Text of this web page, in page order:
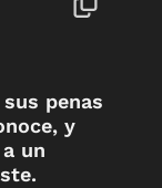
penas
y
un